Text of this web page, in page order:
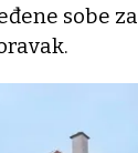
sobe za